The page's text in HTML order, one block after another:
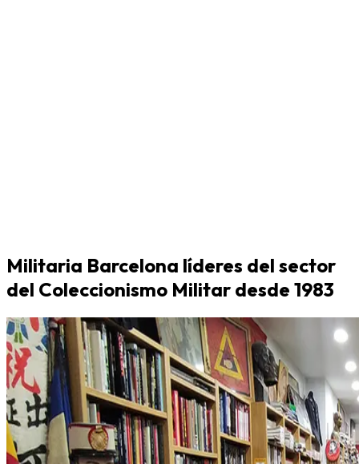
Militaria Barcelona líderes del sector
del Coleccionismo Militar desde 1983